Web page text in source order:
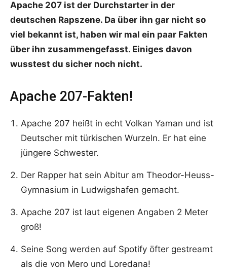
Apache 207 ist der Durchstarter in der
deutschen Rapszene. Da über ihn gar nicht so
viel bekannt ist, haben wir mal ein paar Fakten
über ihn zusammengefasst. Einiges davon
wusstest du sicher noch nicht.
Apache 207-Fakten!
Apache 207 heißt in echt Volkan Yaman und ist
Deutscher mit türkischen Wurzeln. Er hat eine
jüngere Schwester.
Der Rapper hat sein Abitur am Theodor-Heuss-
Gymnasium in Ludwigshafen gemacht.
Apache 207 ist laut eigenen Angaben 2 Meter
groß!
Seine Song werden auf Spotify öfter gestreamt
als die von Mero und Loredana!